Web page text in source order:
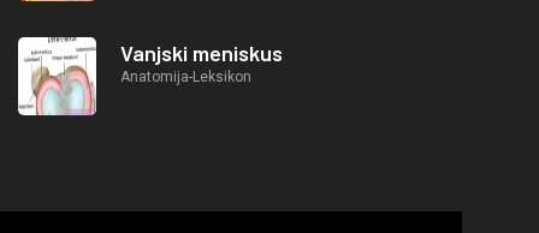
Vanjski meniskus
Anatomija-Leksikon